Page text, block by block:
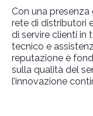
Con una
rete di distributori
di servire clienti
tecnico e
reputazione è
sulla qualità del
l’innovazione